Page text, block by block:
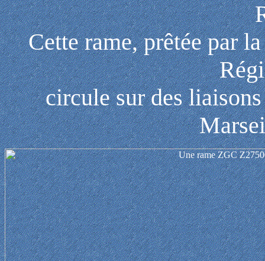
Cette rame, prêtée par
circule sur des